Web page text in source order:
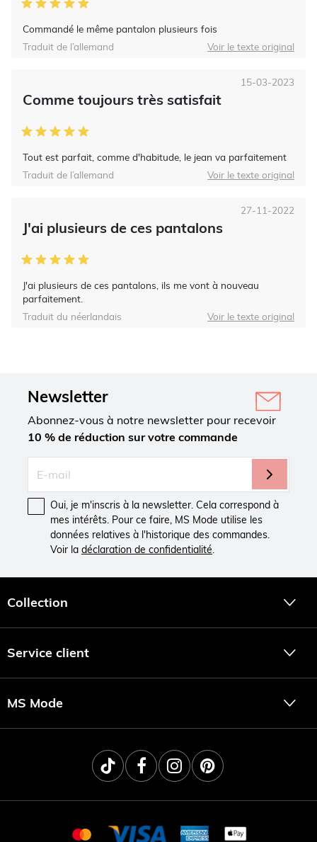
Commandé le même pantalon plusieurs fois
Traduit de l’allemand Voir le texte original
Comme toujours très satisfait
Tout est parfait, comme d'habitude, le jean va parfaitement
15-03-2023
Traduit de l’allemand Voir le texte original
J'ai plusieurs de ces pantalons
J'ai plusieurs de ces pantalons, ils me vont à nouveau
parfaitement.
27-11-2022
Traduit du néerlandais Voir le texte original
Newsletter
Abonnez-vous à notre newsletter pour recevoir
10 % de réduction sur votre commande
Oui, je m'inscris à la newsletter. Cela correspond à
mes intérêts. Pour ce faire, MS Mode utilise les
données relatives à l'historique des commandes.
Voir la déclaration de confidentialité.
Collection
Service client
MS Mode